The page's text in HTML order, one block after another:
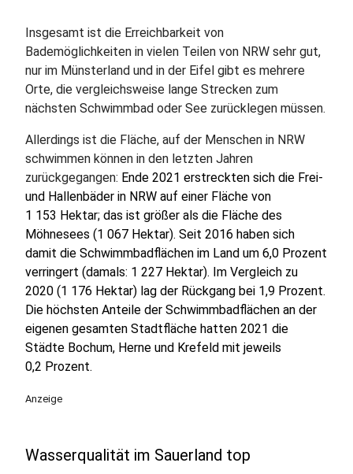
Insgesamt ist die Erreichbarkeit von
Bademöglichkeiten in vielen Teilen von NRW sehr gut,
nur im Münsterland und in der Eifel gibt es mehrere
Orte, die vergleichsweise lange Strecken zum
nächsten Schwimmbad oder See zurücklegen müssen.
Allerdings ist die Fläche, auf der Menschen in NRW
schwimmen können in den letzten Jahren
zurückgegangen: Ende 2021 erstreckten sich die Frei-
und Hallenbäder in NRW auf einer Fläche von
1 153 Hektar; das ist größer als die Fläche des
Möhnesees (1 067 Hektar). Seit 2016 haben sich
damit die Schwimmbadflächen im Land um 6,0 Prozent
verringert (damals: 1 227 Hektar). Im Vergleich zu
2020 (1 176 Hektar) lag der Rückgang bei 1,9 Prozent.
Die höchsten Anteile der Schwimmbadflächen an der
eigenen gesamten Stadtfläche hatten 2021 die
Städte Bochum, Herne und Krefeld mit jeweils
0,2 Prozent.
Anzeige
Wasserqualität im Sauerland top